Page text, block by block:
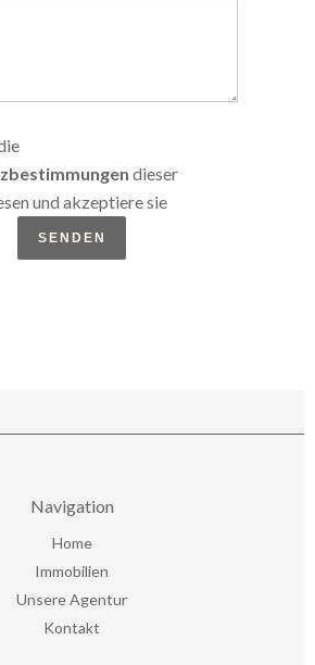
dieser
und akzeptiere sie
SENDEN
Navigation
Home
Immobilien
Unsere Agentur
Kontakt